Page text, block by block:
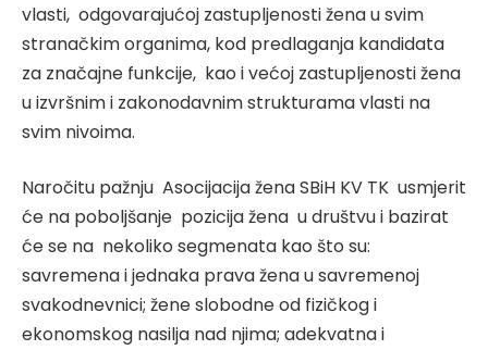
vlasti, odgovarajućoj zastupljenosti žena u svim
stranačkim organima, kod predlaganja kandidata
za značajne funkcije, kao i većoj zastupljenosti žena
u izvršnim i zakonodavnim strukturama vlasti na
svim nivoima.
Naročitu pažnju Asocijacija žena SBiH KV TK usmjerit
će na poboljšanje pozicija žena u društvu i bazirat
će se na nekoliko segmenata kao što su:
savremena i jednaka prava žena u savremenoj
svakodnevnici; žene slobodne od fizičkog i
ekonomskog nasilja nad njima; adekvatna i